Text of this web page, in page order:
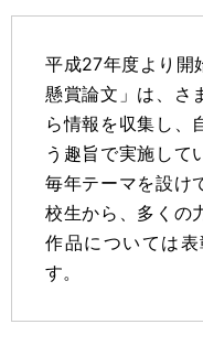
平成27年度より開
懸賞論文」は、さ
ら情報を収集し、
う趣旨で実施して
毎年テーマを設け
校生から、多くの
作品については
す。